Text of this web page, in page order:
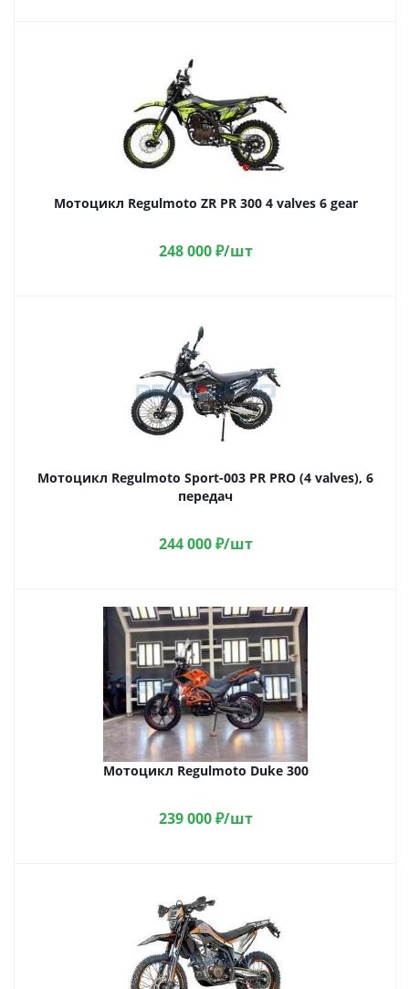
Мотоцикл Regulmoto ZR PR 300 4 valves 6 gear
248 000₽/шт
Мотоцикл Regulmoto Sport-003 PR PRO (4 valves), 6
передач
244 000₽/шт
Мотоцикл Regulmoto Duke 300
239 000₽/шт